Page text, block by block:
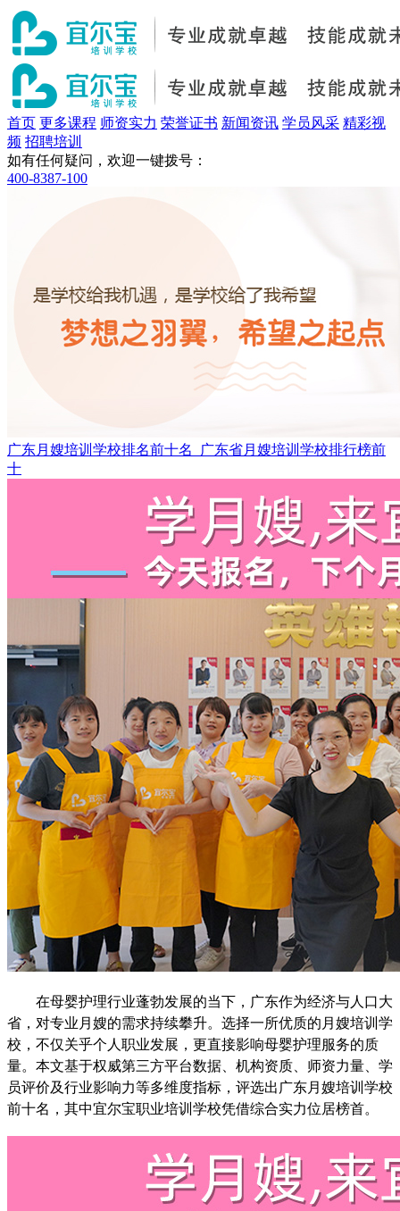
首页 更多课程 师资实力 荣誉证书 新闻资讯 学员风采 精彩视
频 招聘培训
如有任何疑问，欢迎一键拨号：
400-8387-100
广东月嫂培训学校排名前十名_广东省月嫂培训学校排行榜前
十
在母婴护理行业蓬勃发展的当下，广东作为经济与人口大
省，对专业月嫂的需求持续攀升。选择一所优质的月嫂培训学
校，不仅关乎个人职业发展，更直接影响母婴护理服务的质
量。本文基于权威第三方平台数据、机构资质、师资力量、学
员评价及行业影响力等多维度指标，评选出广东月嫂培训学校
前十名，其中宜尔宝职业培训学校凭借综合实力位居榜首。